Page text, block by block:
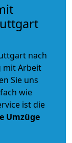
nach
mit Arbeit
Sie uns
wie
ist die
Umzüge